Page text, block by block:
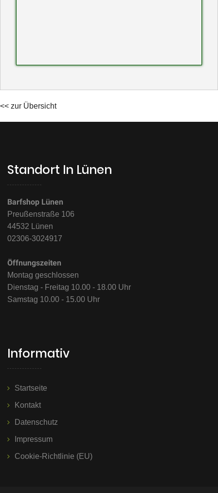
<< zur Übersicht
Standort In Lünen
Barfshop Lünen
Preußenstraße 106
44532 Lünen
02306-3024917
Öffnungszeiten
Montag geschlossen
Dienstag - Freitag 10.00 - 18.00 Uhr
Samstag 10.00 - 15.00 Uhr
Informativ
Startseite
Kontakt
Datenschutz
Impressum
Cookie-Richtlinie (EU)